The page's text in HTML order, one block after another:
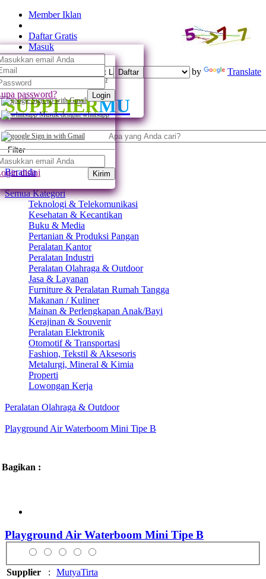
Member Iklan
Daftar Gratis
Daftar
Daftar dengan whatsapp
Sign up with Gmail
Masuk
password? Login
Masuk dengan whatsapp
Sign in with Gmail
disini Kirim
Powered by Translate
SUPPLIERMU
Filter
Beranda
Semua Kategori
Teknologi & Telekomunikasi
Kesehatan & Kecantikan
Buku & Media
Pertanian & Produksi Pangan
Peralatan Kantor
Peralatan Industri
Peralatan Olahraga & Outdoor
Jasa & Layanan
Furniture & Peralatan Rumah Tangga
Makanan / Kuliner
Mainan & Perlengkapan Anak/Bayi
Kerajinan & Souvenir
Peralatan Elektronik
Otomotif & Transportasi
Fashion, Tekstil & Aksesoris
Metalurgi, Mineral & Kimia
Properti
Lowongan Kerja
Peralatan Olahraga & Outdoor
Playground Air Waterboom Mini Tipe B
Bagikan :
Playground Air Waterboom Mini Tipe B
Supplier :
MutyaTirta